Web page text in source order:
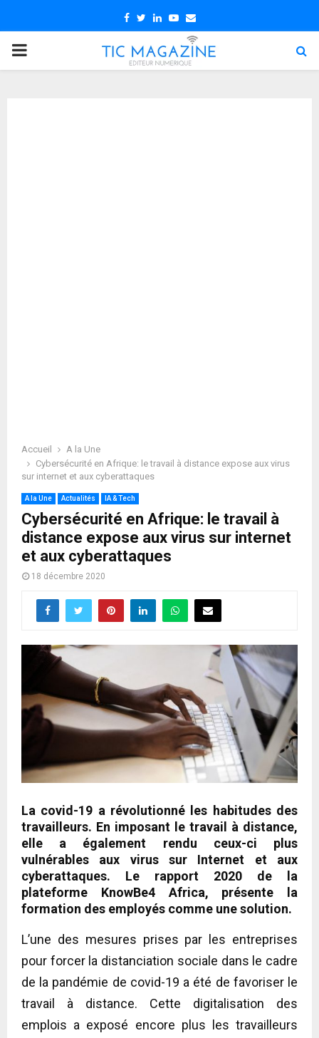
Facebook
TwitterLinkedin
Youtube
Email
PRIMARY
Accueil
A la Une
Cybersécurité en Afrique: le travail à distance expose aux virus
sur internet et aux cyberattaques
A la Une Actualités IA & Tech
Cybersécurité en Afrique: le travail à
distance expose aux virus sur internet
et aux cyberattaques
18 décembre 2020
La covid-19 a révolutionné les habitudes des
travailleurs. En imposant le travail à distance,
elle a également rendu ceux-ci plus
vulnérables aux virus sur Internet et aux
cyberattaques. Le rapport 2020 de la
plateforme KnowBe4 Africa, présente la
formation des employés comme une solution.
L’une des mesures prises par les entreprises
pour forcer la distanciation sociale dans le cadre
de la pandémie de covid-19 a été de favoriser le
travail à distance. Cette digitalisation des
emplois a exposé encore plus les travailleurs